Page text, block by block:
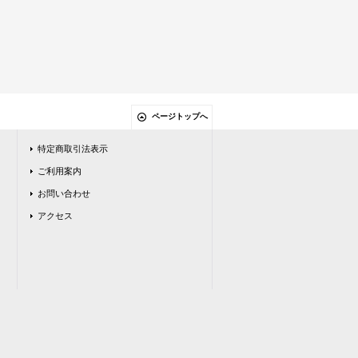
ページトップへ
特定商取引法表示
ご利用案内
お問い合わせ
アクセス